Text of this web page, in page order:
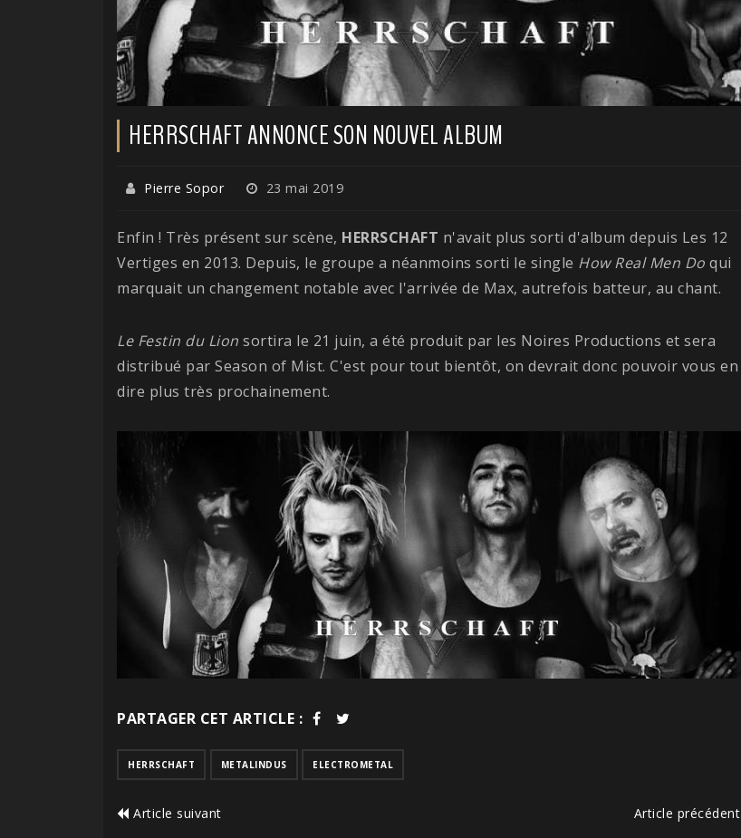
HERRSCHAFT ANNONCE SON NOUVEL ALBUM
Pierre Sopor 23 mai 2019
Enfin ! Très présent sur scène, HERRSCHAFT n'avait plus sorti d'album depuis Les 12
Vertiges en 2013. Depuis, le groupe a néanmoins sorti le single How Real Men Do qui
marquait un changement notable avec l'arrivée de Max, autrefois batteur, au chant.
Le Festin du Lion sortira le 21 juin, a été produit par les Noires Productions et sera
distribué par Season of Mist. C'est pour tout bientôt, on devrait donc pouvoir vous en
dire plus très prochainement.
PARTAGER CET ARTICLE :
HERRSCHAFT METALINDUS ELECTROMETAL
Article suivant Article précédent